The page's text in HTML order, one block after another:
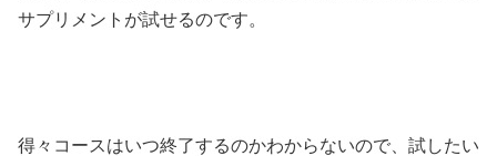
サプリメントが試せるのです。
得々コースはいつ終了するのかわからないので、試したい